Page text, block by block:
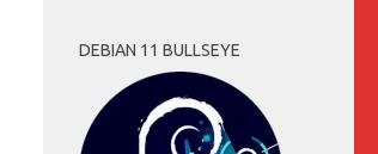
DEBIAN 11 BULLSEYE